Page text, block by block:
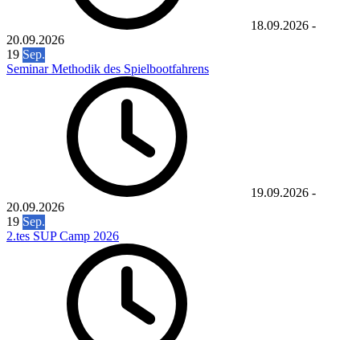
18.09.2026 -
20.09.2026
19 Sep.
Seminar Methodik des Spielbootfahrens
19.09.2026 -
20.09.2026
19 Sep.
2.tes SUP Camp 2026